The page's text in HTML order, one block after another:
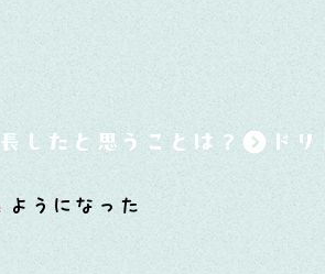
したと思うことは？
うになった